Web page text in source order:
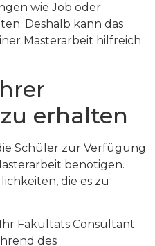
wie Job oder
Deshalb kann das
Masterarbeit hilfreich
erhalten
Schüler zur Verfügung
benötigen.
die es zu
Ihr Fakultäts Consultant
des